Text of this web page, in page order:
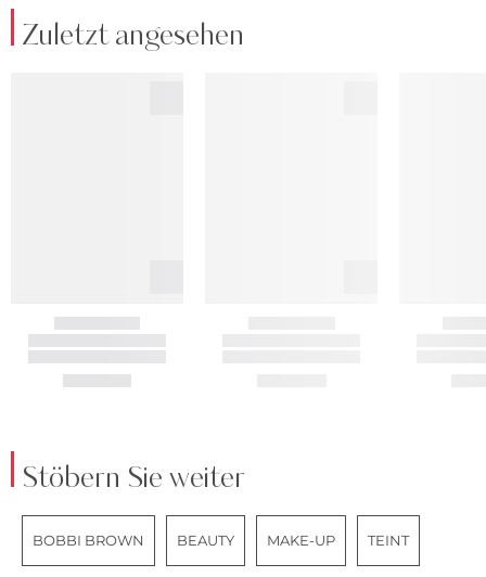
Zuletzt angesehen
Stöbern Sie weiter
BOBBI BROWN BEAUTY MAKE-UP TEINT